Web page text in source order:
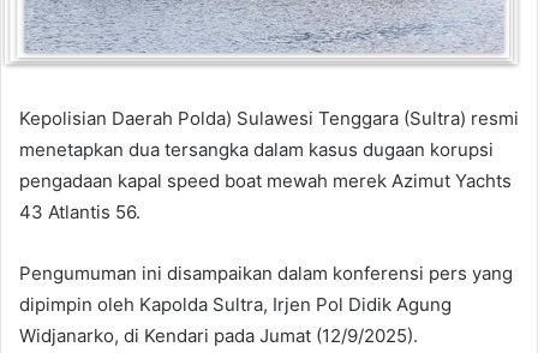
Kepolisian Daerah Polda) Sulawesi Tenggara (Sultra) resmi
menetapkan dua tersangka dalam kasus dugaan korupsi
pengadaan kapal speed boat mewah merek Azimut Yachts
43 Atlantis 56.
Pengumuman ini disampaikan dalam konferensi pers yang
dipimpin oleh Kapolda Sultra, Irjen Pol Didik Agung
Widjanarko, di Kendari pada Jumat (12/9/2025).